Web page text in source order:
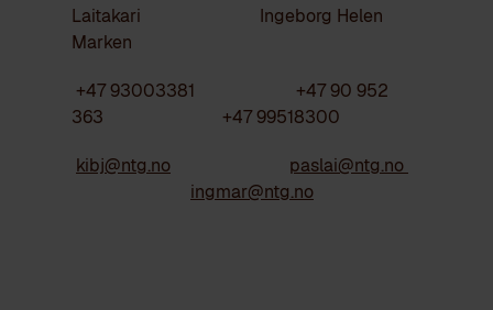
Laitakari Ingeborg Helen
Marken
+47 93003381 +47 90 952
363 +47 99518300
kibj@ntg.no
paslai@ntg.no
ingmar@ntg.no